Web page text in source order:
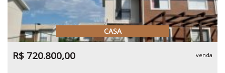
CASA
R$ 720.800,00 venda